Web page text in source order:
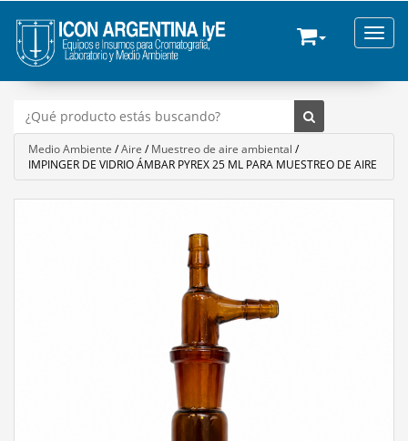
Medio Ambiente /Aire /Muestreo de aire ambiental /
IMPINGER DE VIDRIO ÁMBAR PYREX 25 ML PARA MUESTREO DE AIRE